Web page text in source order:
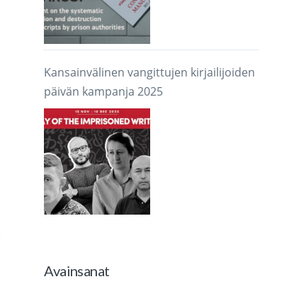
Kansainvälinen vangittujen kirjailijoiden
päivän kampanja 2025
Avainsanat